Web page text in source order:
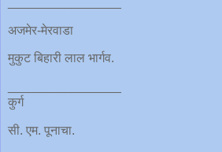
अजमेर-मेरवाडा
मुकुट बिहारी लाल भार्गव.
कुर्ग
सी. एम. पूनाचा.